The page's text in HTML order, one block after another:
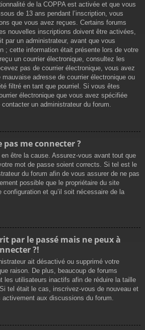
de la COPPA est activée et que vous
de 13 ans pendant l’inscription, vous
que vous avez reçues. Certains forums
nouvelles inscriptions doivent être activées,
par un administrateur, avant que vous
; cette information était présente lors de votre
un courrier électronique, consultez les
pas de courrier électronique, vous avez
adresse de courrier électronique ou
filtré en tant que pourriel. Si vous êtes
électronique que vous avez spécifiée
un administrateur du forum.
me connecter ?
être la cause. Assurez-vous avant tout que
mot de passe soient corrects. Si tel est le
du forum afin de vous assurer de ne pas
possible que le propriétaire du site
configuration et qu’il soit nécessaire de la
par le passé mais ne peux à
?!
ait désactivé ou supprimé votre
raison. De plus, beaucoup de forums
les utilisateurs inactifs afin de réduire la taille
tel était le cas, inscrivez-vous de nouveau et
aux discussions du forum.